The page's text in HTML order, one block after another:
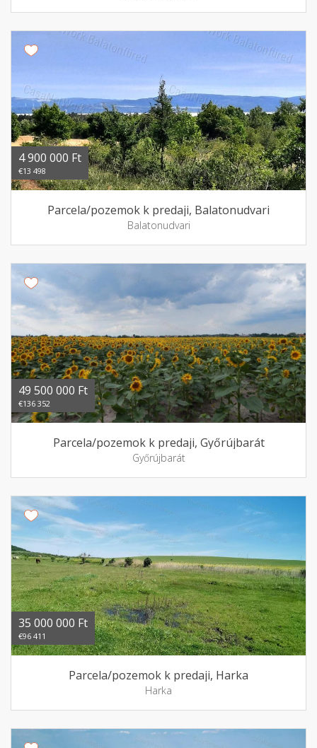
4 900 000 Ft
€13 498
Parcela/pozemok k predaji, Balatonudvari
Balatonudvari
49 500 000 Ft
€136 352
Parcela/pozemok k predaji, Győrújbarát
Győrújbarát
35 000 000 Ft
€96 411
Parcela/pozemok k predaji, Harka
Harka